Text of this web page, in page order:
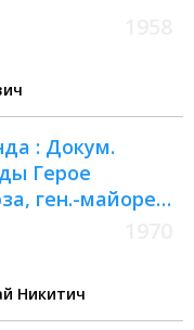
: Докум.
Герое
ген.-майоре
Никитич